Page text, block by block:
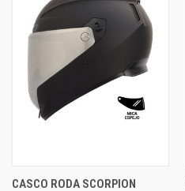
CASCO RODA SCORPION